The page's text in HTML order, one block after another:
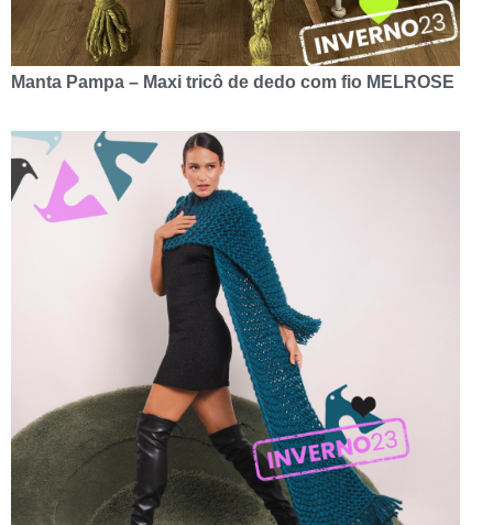
Manta Pampa – Maxi tricô de dedo com fio MELROSE